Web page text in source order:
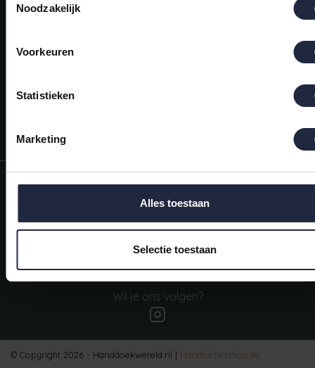
Noodzakelijk
Voorkeuren
Statistieken
Marketing
Alles toestaan
Selectie toestaan
Meld je aan voor onze nieuwsbrief!
retourneer een artikel.
We helpen je graag. Neem contact op met onze klantenservice.
Contactgegevens
Wil je ons volgen?
© Copyright 2026 - Handdoekwereld.nl | Handtuchershop.de